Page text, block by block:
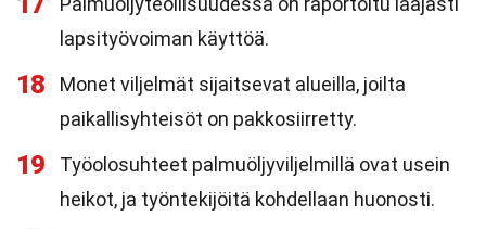
lapsityövoiman käyttöä.
18
Monet viljelmät sijaitsevat alueilla, joilta
paikallisyhteisöt on pakkosiirretty.
19
Työolosuhteet palmuöljyviljelmillä ovat usein
heikot, ja työntekijöitä kohdellaan huonosti.